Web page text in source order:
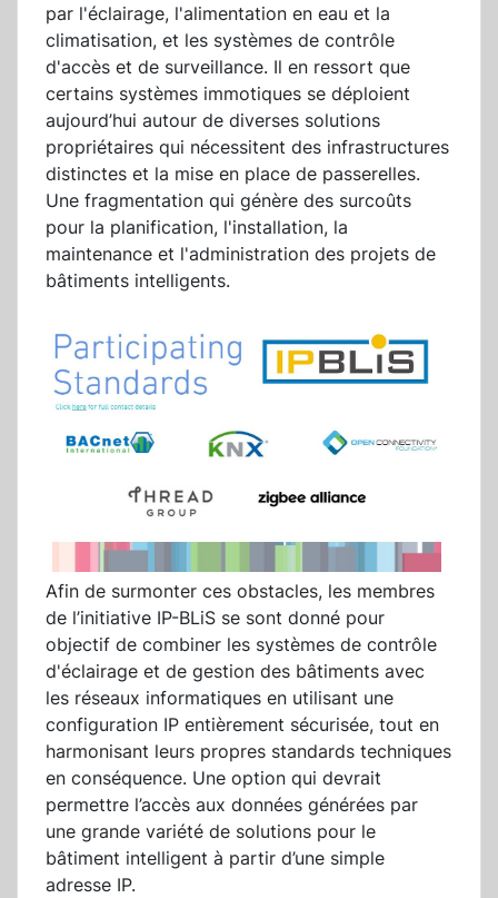
par l'éclairage, l'alimentation en eau et la
climatisation, et les systèmes de contrôle
d'accès et de surveillance. Il en ressort que
certains systèmes immotiques se déploient
aujourd’hui autour de diverses solutions
propriétaires qui nécessitent des infrastructures
distinctes et la mise en place de passerelles.
Une fragmentation qui génère des surcoûts
pour la planification, l'installation, la
maintenance et l'administration des projets de
bâtiments intelligents.
Afin de surmonter ces obstacles, les membres
de l’initiative IP-BLiS se sont donné pour
objectif de combiner les systèmes de contrôle
d'éclairage et de gestion des bâtiments avec
les réseaux informatiques en utilisant une
configuration IP entièrement sécurisée, tout en
harmonisant leurs propres standards techniques
en conséquence. Une option qui devrait
permettre l’accès aux données générées par
une grande variété de solutions pour le
bâtiment intelligent à partir d’une simple
adresse IP.